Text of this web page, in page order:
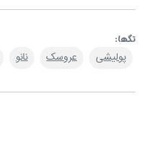
تگ‎ها:
پولیشی عروسک نانو